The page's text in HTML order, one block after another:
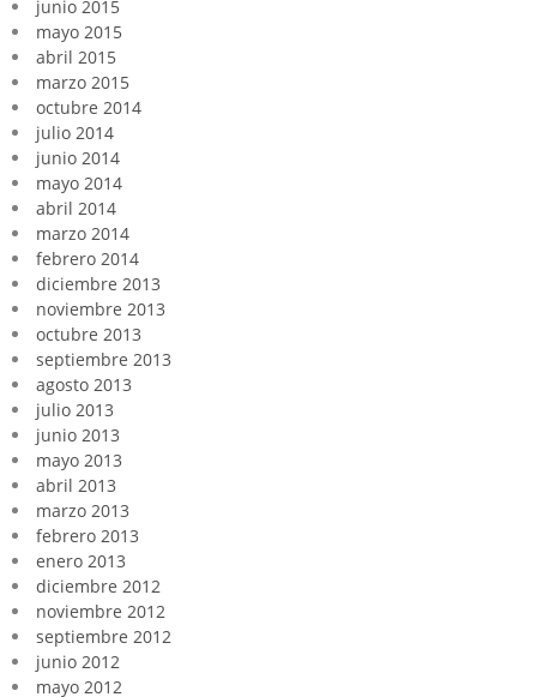
junio 2015
mayo 2015
abril 2015
marzo 2015
octubre 2014
julio 2014
junio 2014
mayo 2014
abril 2014
marzo 2014
febrero 2014
diciembre 2013
noviembre 2013
octubre 2013
septiembre 2013
agosto 2013
julio 2013
junio 2013
mayo 2013
abril 2013
marzo 2013
febrero 2013
enero 2013
diciembre 2012
noviembre 2012
septiembre 2012
junio 2012
mayo 2012